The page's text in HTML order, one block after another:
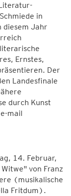
in
diesem Jahr
Ernstes,
Der
Landesfinale
durch Kunst
mail
14. Februar,
von Franz
(musikalische
Fritdum).